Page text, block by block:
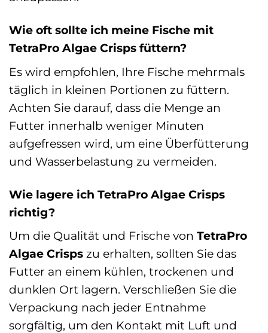
Wie oft sollte ich meine Fische mit
TetraPro Algae Crisps füttern?
Es wird empfohlen, Ihre Fische mehrmals
täglich in kleinen Portionen zu füttern.
Achten Sie darauf, dass die Menge an
Futter innerhalb weniger Minuten
aufgefressen wird, um eine Überfütterung
und Wasserbelastung zu vermeiden.
Wie lagere ich TetraPro Algae Crisps
richtig?
Um die Qualität und Frische von TetraPro
Algae Crisps zu erhalten, sollten Sie das
Futter an einem kühlen, trockenen und
dunklen Ort lagern. Verschließen Sie die
Verpackung nach jeder Entnahme
sorgfältig, um den Kontakt mit Luft und